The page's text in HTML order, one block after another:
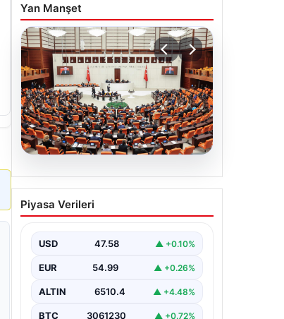
Yan Manşet
04.08.2026
CANLI | Hapoel Beer
Sheva – Kızıl Yıldız Canlı
Maç Anlatımı
EUR 54.99 ▲ +0.26%
ALTIN 6510.4 ▲ +4.48%
BTC 3061230 ▲ +0.72%